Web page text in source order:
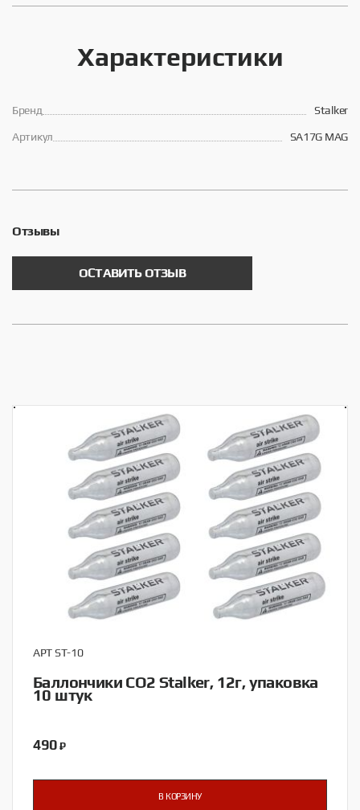
Характеристики
Брeнд Stalker
Артикул SA17G MAG
Отзывы
ОСТАВИТЬ ОТЗЫВ
АРТ ST-10
Баллончики CO2 Stalker, 12г, упаковка
10 штук
490 ₽
В КОРЗИНУ